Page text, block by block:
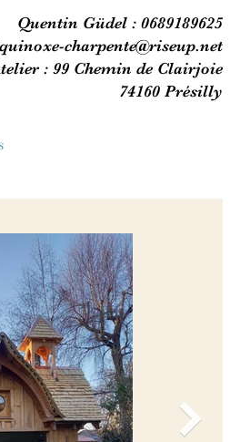
Quentin Güdel : 0689189625
charpente@riseup.net
: 99 Chemin de Clairjoie
74160 Présilly